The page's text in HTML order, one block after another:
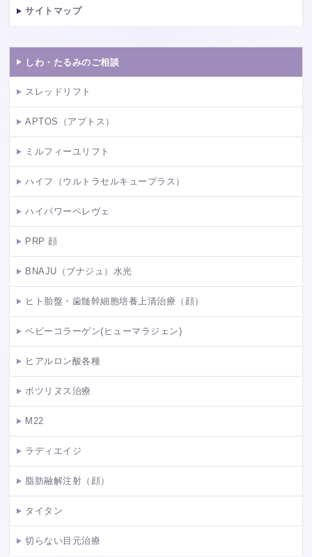
サイトマップ
しわ・たるみのご相談
スレッドリフト
APTOS（アプトス）
ミルフィーユリフト
ハイフ（ウルトラセルキュープラス）
ハイパワーペレヴェ
PRP 顔
BNAJU（ブナジュ）水光
ヒト胎盤・歯髄幹細胞培養上清治療（顔）
ベビーコラーゲン(ヒューマラジェン)
ヒアルロン酸各種
ボツリヌス治療
M22
ラディエイジ
脂肪融解注射（顔）
タイタン
切らない目元治療